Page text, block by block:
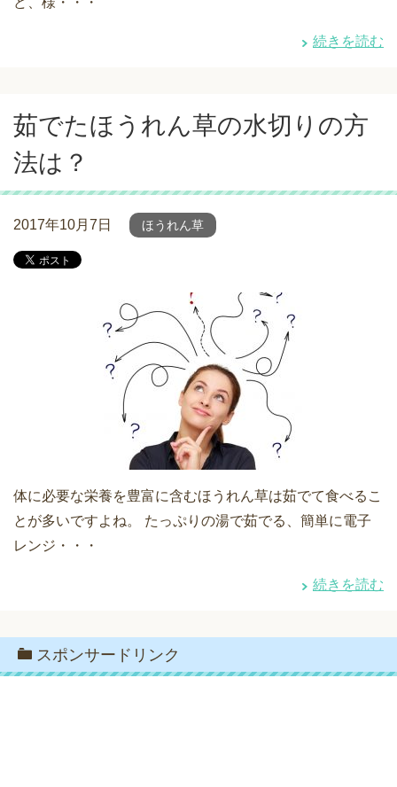
続きを読む
茹でたほうれん草の水切りの方
法は？
2017年10月7日 ほうれん草
体に必要な栄養を豊富に含むほうれん草は茹でて食べるこ
とが多いですよね。 たっぷりの湯で茹でる、簡単に電子
レンジ・・・
続きを読む
スポンサードリンク